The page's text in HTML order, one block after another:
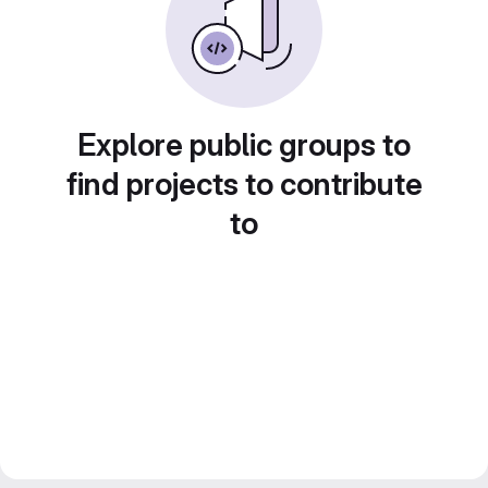
Explore public groups to
find projects to contribute
to